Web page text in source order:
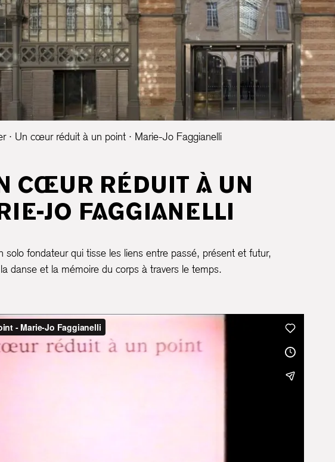
· Un cœur réduit à un point · Marie-Jo Faggianelli
CŒUR RÉDUIT À UN
JO FAGGIANELLI
solo fondateur qui tisse les liens entre passé, présent et futur,
danse et la mémoire du corps à travers le temps.